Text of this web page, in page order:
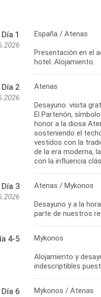
Día 1 España / Atenas
Presentación en el
hotel. Alojamiento.
Día 2 Atenas
Desayuno. visita
El Partenón,
honor a la diosa
sosteniendo el
vestidos con la
de la era moderna,
con la influencia
Día 3 Atenas / Mykonos
Desayuno y a la
parte de nuestros
4-5 Mykonos
Alojamiento y
indescriptibles
Día 6 Mykonos / Atenas